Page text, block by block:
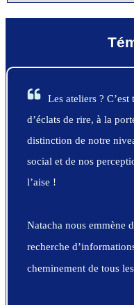
Les ateliers ?
d’éclats de rire, à la
distinction de notre
social et de nos
l’aise !
Natacha nous emmène
recherche
cheminement de tous